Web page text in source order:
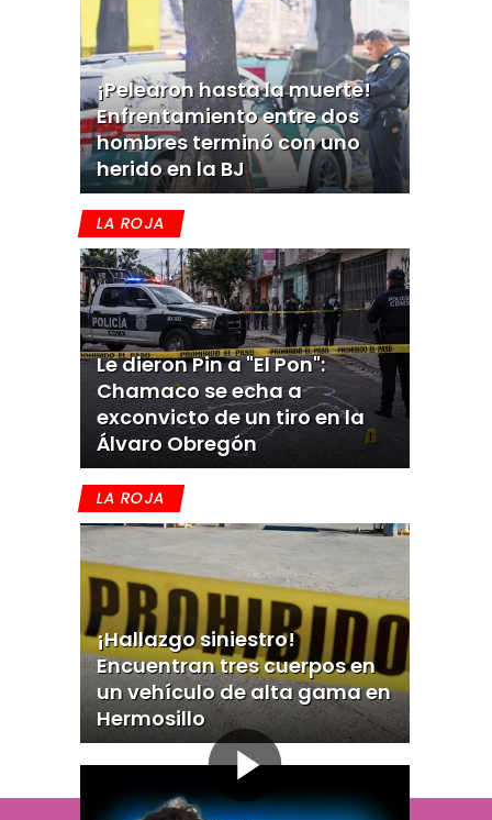
¡Pelearon hasta la muerte!
Enfrentamiento entre dos
hombres terminó con uno
herido en la BJ
LA ROJA
Le dieron Pin a "El Pon":
Chamaco se echa a
exconvicto de un tiro en la
Álvaro Obregón
LA ROJA
¡Hallazgo siniestro!
Encuentran tres cuerpos en
un vehículo de alta gama en
Hermosillo